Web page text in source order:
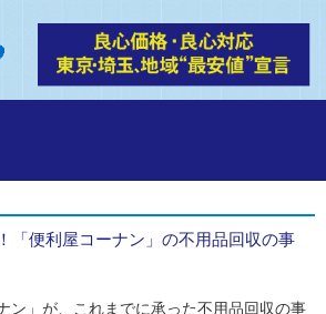
「便利屋コーナン」の不用品回収の事
ン」が、これまでに承った不用品回収の事